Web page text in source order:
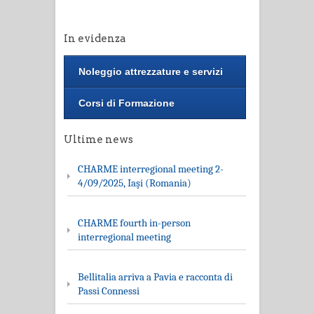
In evidenza
Noleggio attrezzature e servizi
Corsi di Formazione
Ultime news
CHARME interregional meeting 2-
4/09/2025, Iaşi (Romania)
CHARME fourth in-person
interregional meeting
Bellitalia arriva a Pavia e racconta di
Passi Connessi